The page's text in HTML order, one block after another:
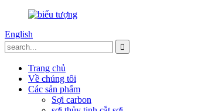
English
Trang chủ
Về chúng tôi
Các sản phẩm
Sợi carbon